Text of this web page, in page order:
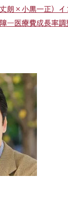
丈朗×小黒一正）
―医療費成長率調